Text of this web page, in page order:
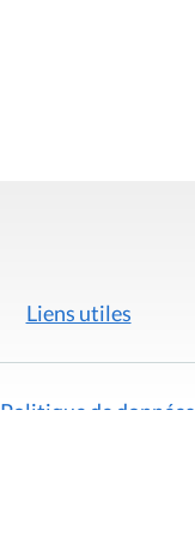
Liens utiles
Politique de données